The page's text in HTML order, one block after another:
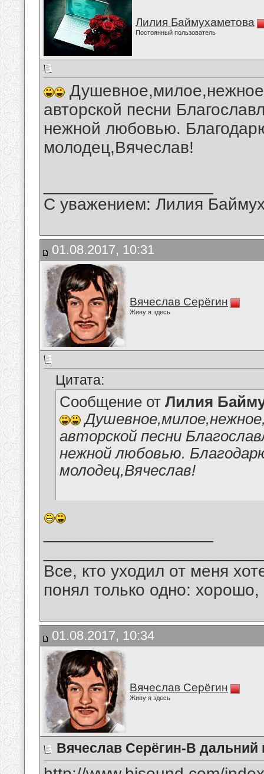
Лилия Баймухаметова
Постоянный пользователь
авторской песни
нежной любовью.
молодец,Вячеслав!
С уважением: Лилия
01.08.2017, 10:31
Вячеслав Серёгин
Живу я здесь
Цитата:
Сообщение от Лилия
авторской песни
нежной любовью.
молодец,Вячеслав!
Все, кто уходил от меня
понял только одно:
01.08.2017, 10:34
Вячеслав Серёгин
Живу я здесь
Вячеслав Серёгин-В дальний